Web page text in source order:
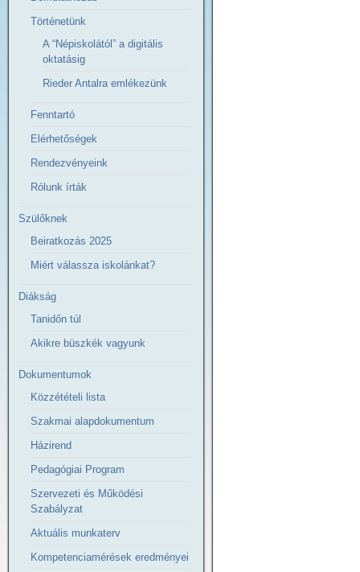
Történetünk
A “Népiskolától” a digitális
oktatásig
Rieder Antalra emlékezünk
Fenntartó
Elérhetőségek
Rendezvényeink
Rólunk írták
Szülőknek
Beiratkozás 2025
Miért válassza iskolánkat?
Diákság
Tanidőn túl
Akikre büszkék vagyunk
Dokumentumok
Közzétételi lista
Szakmai alapdokumentum
Házirend
Pedagógiai Program
Szervezeti és Működési
Szabályzat
Aktuális munkaterv
Kompetenciamérések eredményei